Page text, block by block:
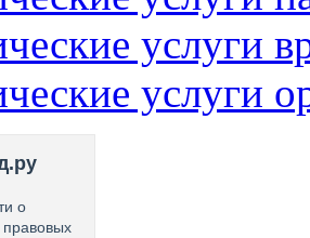
услуги
услуги
о